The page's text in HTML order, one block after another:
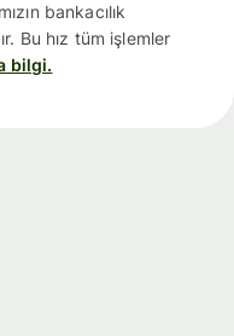
bankacılık
Bu hız tüm işlemler
bilgi.